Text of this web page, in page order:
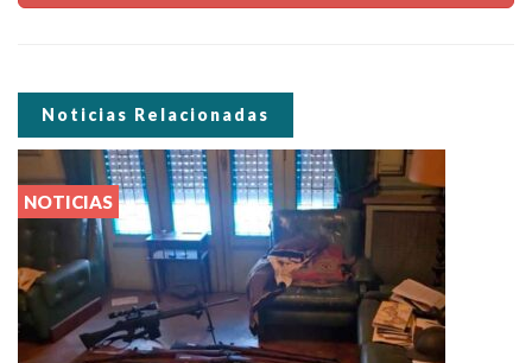
Noticias Relacionadas
NOTICIAS